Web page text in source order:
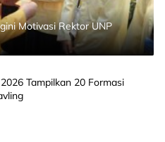
Motivasi Rektor UNP
Tampilkan 20 Formasi